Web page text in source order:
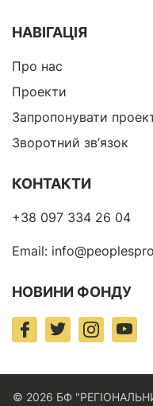
НАВІГАЦІЯ
Про нас
Проекти
Запропонувати
Зворотний зв’язок
КОНТАКТИ
+38 097 334 26 04
Email:
НОВИНИ ФОНДУ
© 2026 БФ